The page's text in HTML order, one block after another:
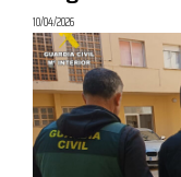
10/04/2026